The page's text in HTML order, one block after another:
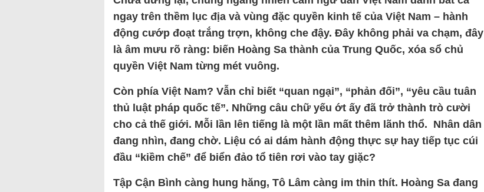
ngay trên thềm lục địa và vùng đặc quyền kinh tế của Việt Nam – hành
động cướp đoạt trắng trợn, không che đậy. Đây không phải va chạm, đây
là âm mưu rõ ràng: biến Hoàng Sa thành của Trung Quốc, xóa sổ chủ
quyền Việt Nam từng mét vuông.
Còn phía Việt Nam? Vẫn chỉ biết “quan ngại”, “phản đối”, “yêu cầu tuân
thủ luật pháp quốc tế”. Những câu chữ yếu ớt ấy đã trở thành trò cười
cho cả thế giới. Mỗi lần lên tiếng là một lần mất thêm lãnh thổ. Nhân dân
đang nhìn, đang chờ. Liệu có ai dám hành động thực sự hay tiếp tục cúi
đầu “kiềm chế” để biển đảo tổ tiên rơi vào tay giặc?
Tập Cận Bình càng hung hăng, Tô Lâm càng im thin thít. Hoàng Sa đang